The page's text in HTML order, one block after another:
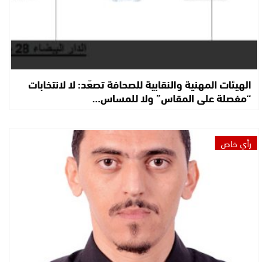
الهيئات المهنية والنقابية للصحافة تصعّد: لا لانتخابات
“مفصلة على المقاس” ولا للمساس…
رأي خاص